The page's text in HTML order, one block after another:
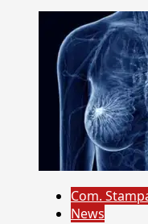
Com.
News